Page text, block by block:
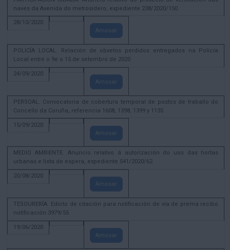
naves da Avenida do metrosidero, expediente 238/2020/150
28/10/2020
Amosar
POLICÍA LOCAL. Relación de obxetos perdidos entregados na Policía
Local entre o 9e o 15 de setembro de 2020
24/09/2020
Amosar
PERSOAL. Convocatoria de cobertura temporal de postos de traballo do
Concello da Coruña, referencia 1608, 1398, 1399 y 1135
15/09/2020
Amosar
MEDIO AMBIENTE. Anuncio relativo á autorización do uso das hortas
urbanas e lista de espera, expediente 541/2020/62
20/08/2020
Amosar
TESOURERÍA. Edicto de citación para notificación de vía de prema recibo
notificación 3979/55
19/06/2020
Amosar